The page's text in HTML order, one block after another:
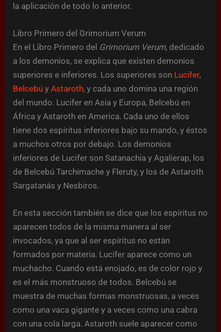
la aplicación de todo lo anterior.
Libro Primero del Grimorium Verum
En el Libro Primero del Grimorium Verum, dedicado
a los demonios, se explica que existen demonios
superiores e inferiores. Los superiores son Lucifer,
Belcebú yAstaroth, y cada uno domina una región
del mundo. Lucifer en Asia y Europa, Belcebú en
África y Astaroth en America. Cada uno de ellos
tiene dos espíritus inferiores bajo su mando, y éstos
a muchos otros por debajo. Los demonios
inferiores de Lucifer son Satanachia y Agalierap, los
de Belcebú Tarchimache y Fleruty, y los de Astaroth
Sargatanás y Nesbiros.
En esta sección también se dice que los espíritus no
aparecen todos de la misma manera al ser
invocados, ya que al ser espíritus no están
formados por materia. Lucifer aparece como un
muchacho. Cuando está enojado, es de color rojo y
es el más monstruoso de todos. Belcebú se
muestra de muchas formas monstruosas, a veces
como una vaca gigante y a veces como una cabra
con una cola larga. Astaroth suele aparecer como